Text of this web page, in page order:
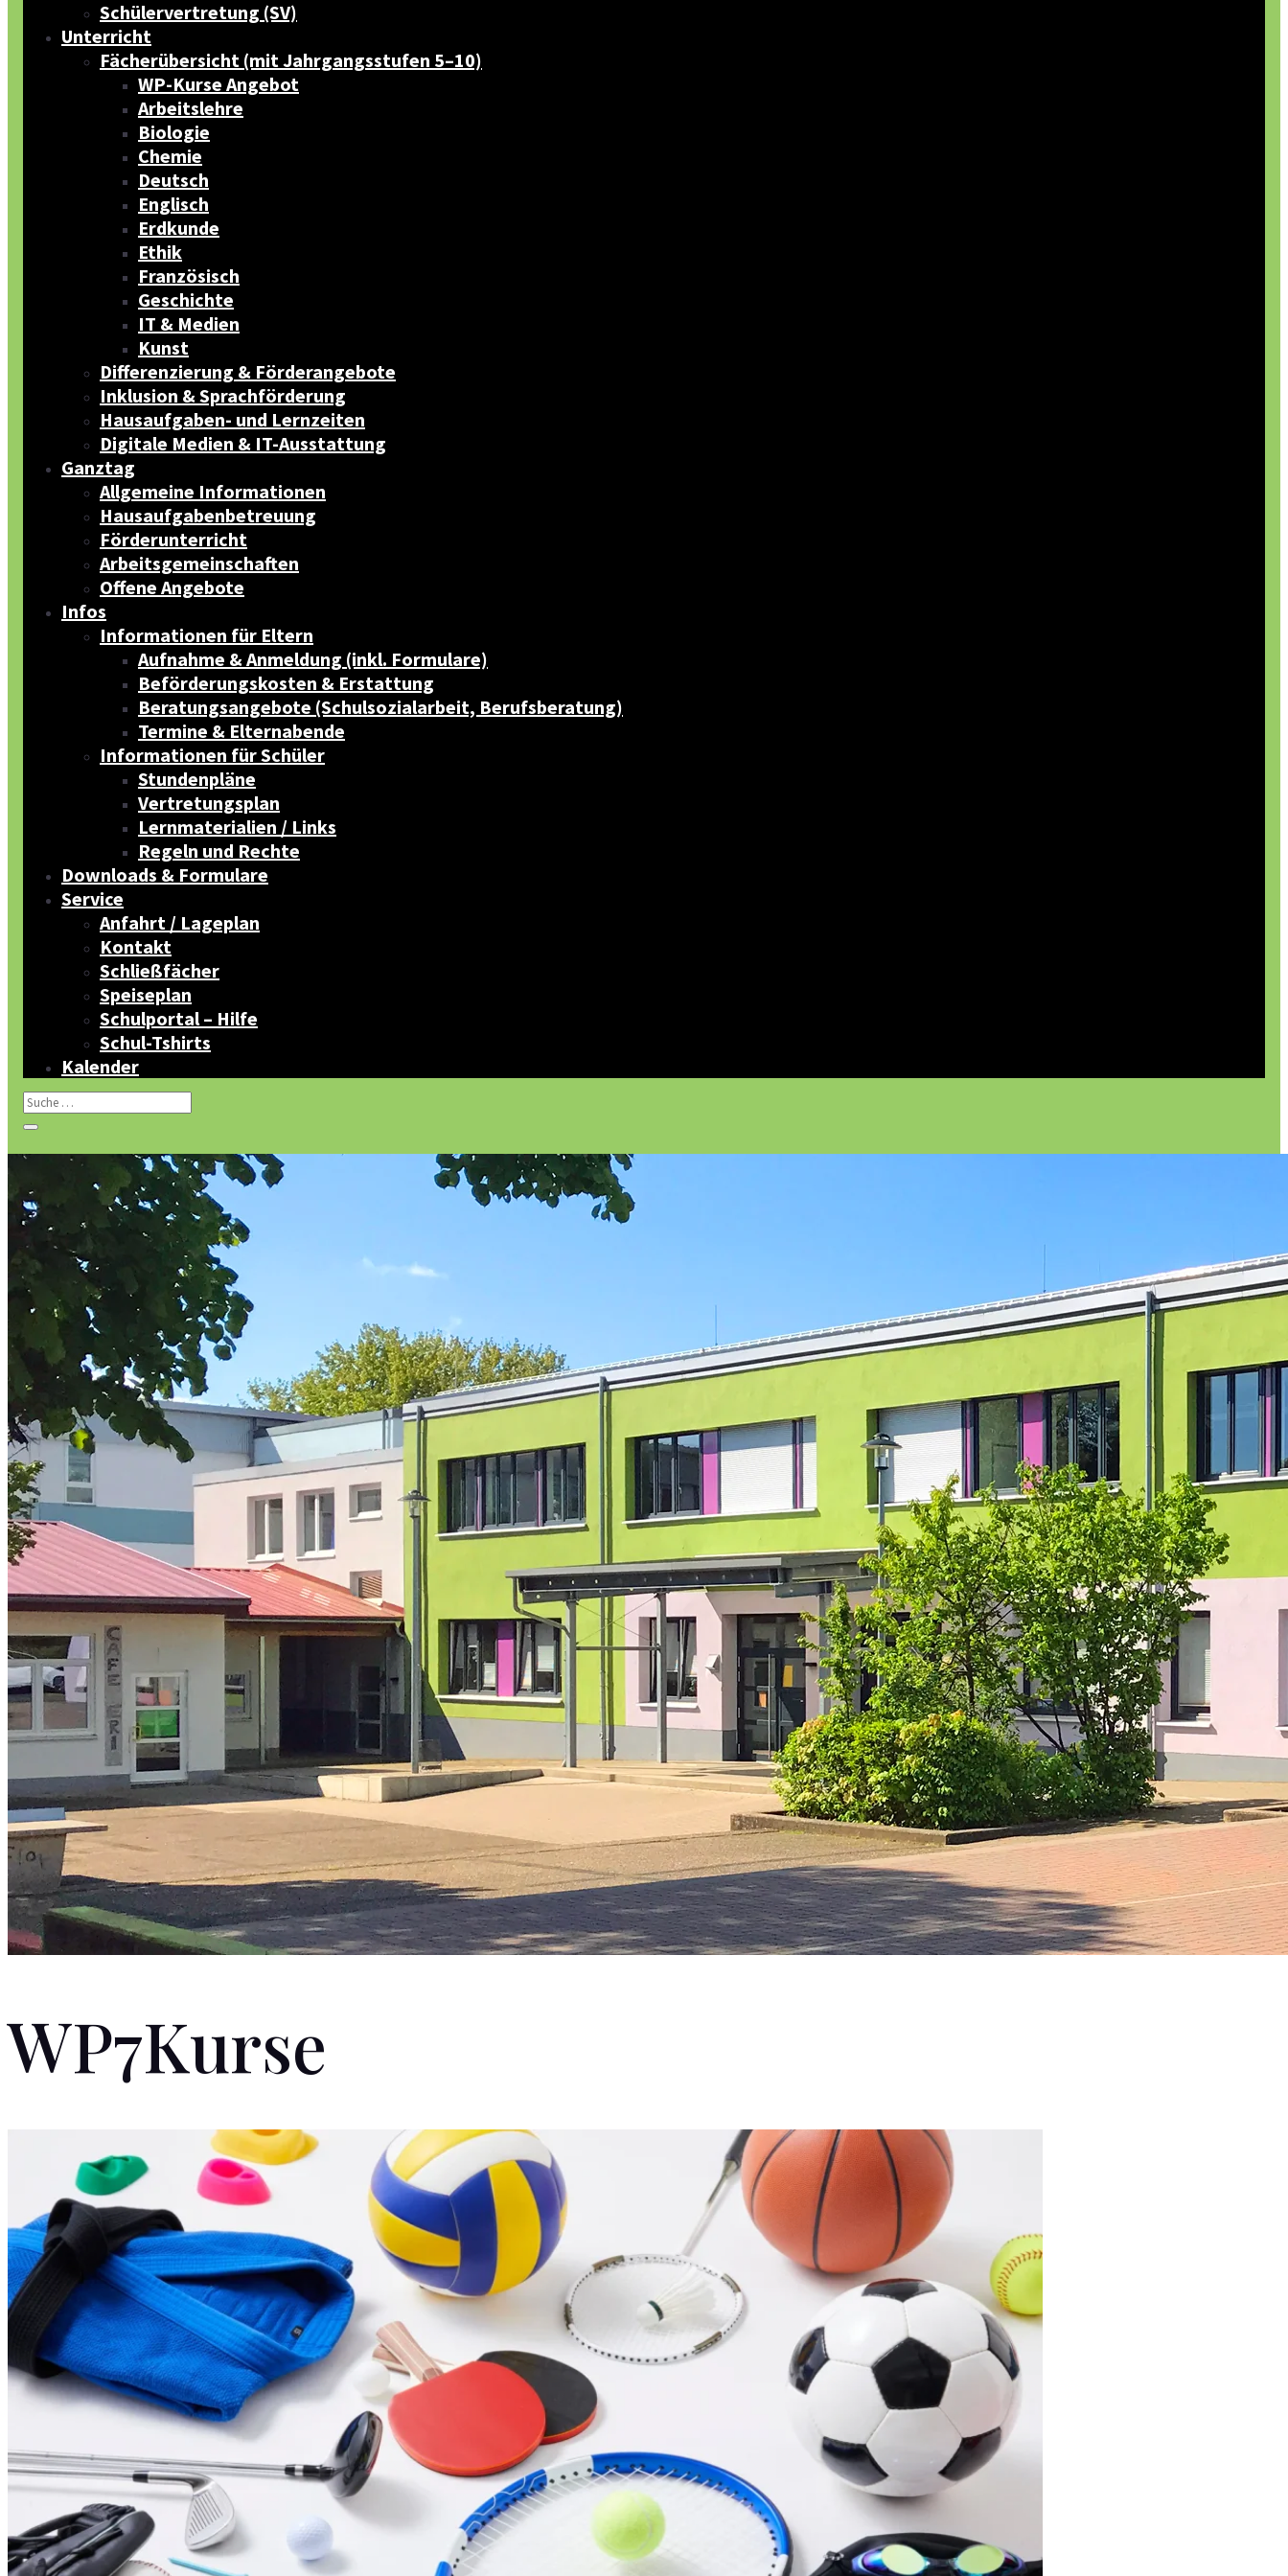
Schülervertretung (SV)
Unterricht
Fächerübersicht (mit Jahrgangsstufen 5–10)
WP-Kurse Angebot
Arbeitslehre
Biologie
Chemie
Deutsch
Englisch
Erdkunde
Ethik
Französisch
Geschichte
IT & Medien
Kunst
Differenzierung & Förderangebote
Inklusion & Sprachförderung
Hausaufgaben- und Lernzeiten
Digitale Medien & IT-Ausstattung
Ganztag
Allgemeine Informationen
Hausaufgabenbetreuung
Förderunterricht
Arbeitsgemeinschaften
Offene Angebote
Infos
Informationen für Eltern
Aufnahme & Anmeldung (inkl. Formulare)
Beförderungskosten & Erstattung
Beratungsangebote (Schulsozialarbeit, Berufsberatung)
Termine & Elternabende
Informationen für Schüler
Stundenpläne
Vertretungsplan
Lernmaterialien / Links
Regeln und Rechte
Downloads & Formulare
Service
Anfahrt / Lageplan
Kontakt
Schließfächer
Speiseplan
Schulportal – Hilfe
Schul-Tshirts
Kalender
WP7Kurse